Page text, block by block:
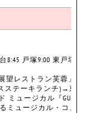
8:45 戸塚9:00 東戸塚
望レストラン芙蓉」(
ステーキランチ)→東京
ミュージカル『GUYS
ミュージカル・コメ